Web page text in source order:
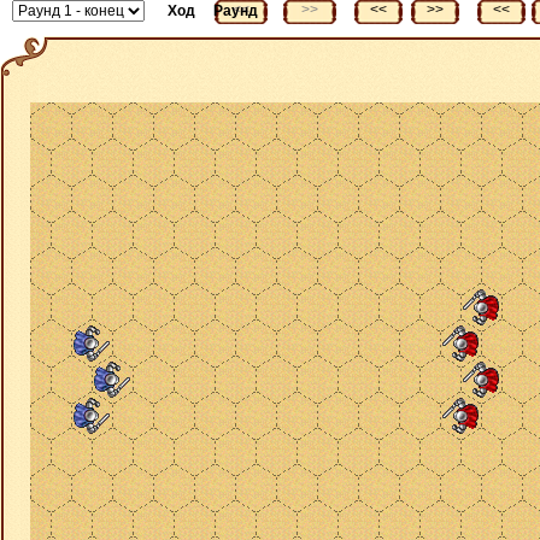
<< >> <<
Ход >> <<
Раунд